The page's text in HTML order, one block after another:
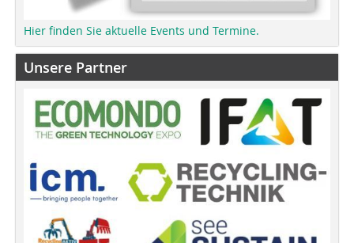
Hier finden Sie aktuelle Events und Termine.
Unsere Partner